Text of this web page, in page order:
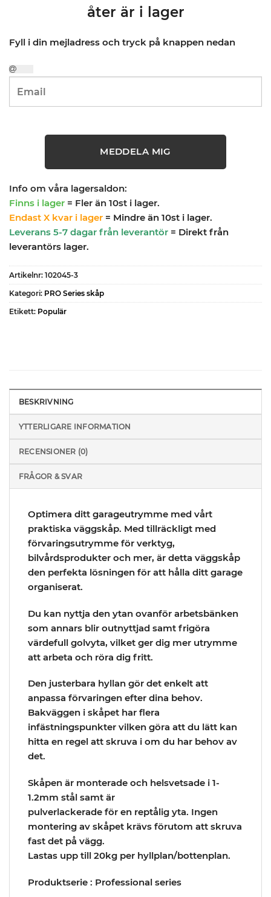
åter är i lager
Fyll i din mejladress och tryck på knappen nedan
MEDDELA MIG
Info om våra lagersaldon:
Finns i lager = Fler än 10st i lager.
Endast X kvar i lager = Mindre än 10st i lager.
Leverans 5-7 dagar från leverantör = Direkt från
leverantörs lager.
Artikelnr: 102045-3
Kategori: PRO Series skåp
Etikett: Populär
BESKRIVNING
YTTERLIGARE INFORMATION
RECENSIONER (0)
FRÅGOR & SVAR
Optimera ditt garageutrymme med vårt
praktiska väggskåp. Med tillräckligt med
förvaringsutrymme för verktyg,
bilvårdsprodukter och mer, är detta väggskåp
den perfekta lösningen för att hålla ditt garage
organiserat.
Du kan nyttja den ytan ovanför arbetsbänken
som annars blir outnyttjad samt frigöra
värdefull golvyta, vilket ger dig mer utrymme
att arbeta och röra dig fritt.
Den justerbara hyllan gör det enkelt att
anpassa förvaringen efter dina behov.
Bakväggen i skåpet har flera
infästningspunkter vilken göra att du lätt kan
hitta en regel att skruva i om du har behov av
det.
Skåpen är monterade och helsvetsade i 1-
1.2mm stål samt är
pulverlackerade för en reptålig yta. Ingen
montering av skåpet krävs förutom att skruva
fast det på vägg.
Lastas upp till 20kg per hyllplan/bottenplan.
Produktserie : Professional series